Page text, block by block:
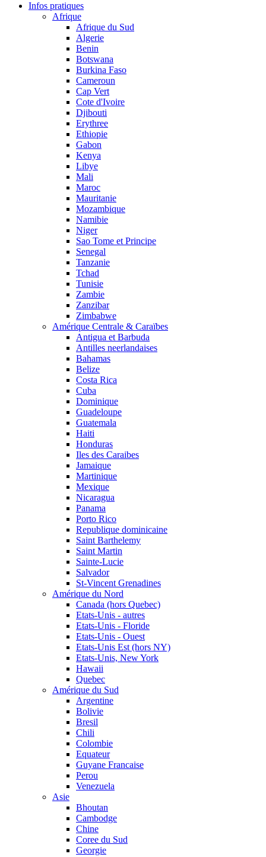
Infos pratiques
Afrique
Afrique du Sud
Algerie
Benin
Botswana
Burkina Faso
Cameroun
Cap Vert
Cote d'Ivoire
Djibouti
Erythree
Ethiopie
Gabon
Kenya
Libye
Mali
Maroc
Mauritanie
Mozambique
Namibie
Niger
Sao Tome et Principe
Senegal
Tanzanie
Tchad
Tunisie
Zambie
Zanzibar
Zimbabwe
Amérique Centrale & Caraïbes
Antigua et Barbuda
Antilles neerlandaises
Bahamas
Belize
Costa Rica
Cuba
Dominique
Guadeloupe
Guatemala
Haiti
Honduras
Iles des Caraibes
Jamaique
Martinique
Mexique
Nicaragua
Panama
Porto Rico
Republique dominicaine
Saint Barthelemy
Saint Martin
Sainte-Lucie
Salvador
St-Vincent Grenadines
Amérique du Nord
Canada (hors Quebec)
Etats-Unis - autres
Etats-Unis - Floride
Etats-Unis - Ouest
Etats-Unis Est (hors NY)
Etats-Unis, New York
Hawaii
Quebec
Amérique du Sud
Argentine
Bolivie
Bresil
Chili
Colombie
Equateur
Guyane Francaise
Perou
Venezuela
Asie
Bhoutan
Cambodge
Chine
Coree du Sud
Georgie